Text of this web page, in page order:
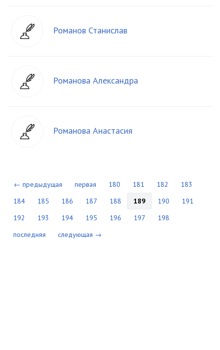
Романов Станислав
Романова Александра
Романова Анастасия
← предыдущая первая 180 181 182
183
184
185 186 187 188 189 190
191
192
193 194 195 196 197
198
последняя
следующая →